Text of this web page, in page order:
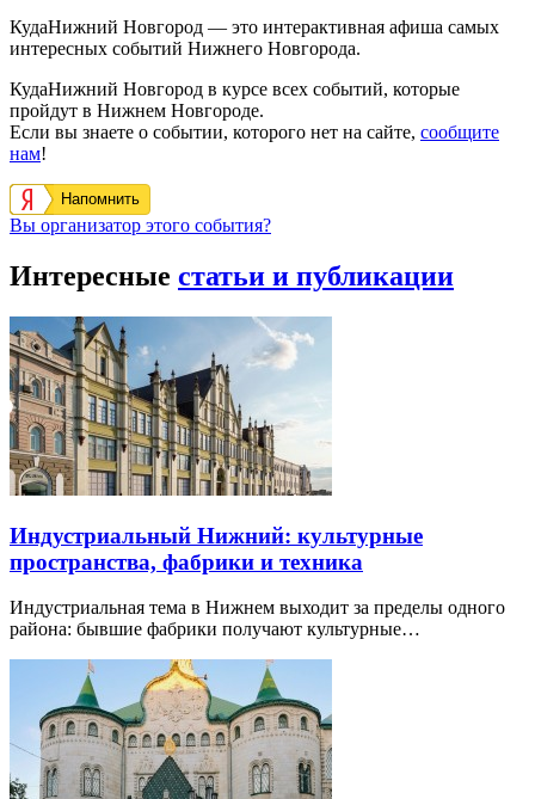
КудаНижний Новгород — это интерактивная афиша самых
интересных событий Нижнего Новгорода.
КудаНижний Новгород в курсе всех событий, которые
пройдут в Нижнем Новгороде.
Если вы знаете о событии, которого нет на сайте, сообщите
нам!
Напомнить
Вы организатор этого события?
Интересные статьи и публикации
Индустриальный Нижний: культурные
пространства, фабрики и техника
Индустриальная тема в Нижнем выходит за пределы одного
района: бывшие фабрики получают культурные…